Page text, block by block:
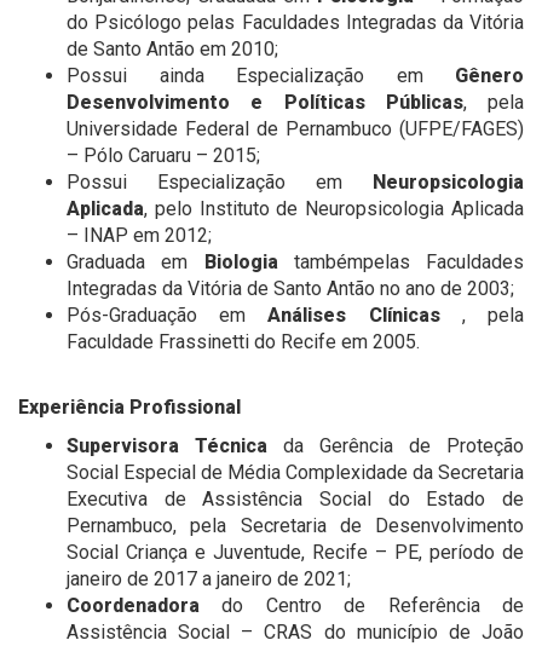
do Psicólogo pelas Faculdades Integradas da Vitória
de Santo Antão em 2010;
Possui ainda Especialização emGênero
Desenvolvimento e Políticas Públicas, pela
Universidade Federal de Pernambuco (UFPE/FAGES)
– Pólo Caruaru – 2015;
Possui Especialização em Neuropsicologia
Aplicada, pelo Instituto de Neuropsicologia Aplicada
– INAP em 2012;
Graduada em Biologia tambémpelas Faculdades
Integradas da Vitória de Santo Antão no ano de 2003;
Pós-Graduação em Análises Clínicas , pela
Faculdade Frassinetti do Recife em 2005.
Experiência Profissional
Supervisora Técnica da Gerência de Proteção
Social Especial de Média Complexidade da Secretaria
Executiva de Assistência Social do Estado de
Pernambuco, pela Secretaria de Desenvolvimento
Social Criança e Juventude, Recife – PE, período de
janeiro de 2017 a janeiro de 2021;
Coordenadora do Centro de Referência de
Assistência Social – CRAS do município de João